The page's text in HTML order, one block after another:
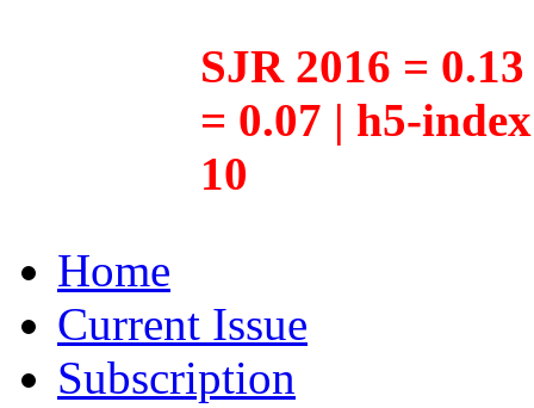
SJR 2016 =
= 0.07 | h5-
10
Home
Current Issue
Subscription